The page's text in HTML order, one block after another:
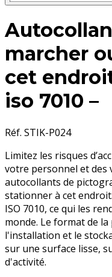
marcher
cet
iso 7010 –
Réf. STIK-P024
Limitez les risques
votre personnel et des
autocollants de
stationner à cet
ISO 7010, ce qui les
monde. Le format de
l'installation et le
sur une surface lisse,
d'activité.